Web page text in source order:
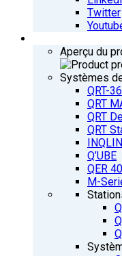
Twitter
Aperçu du
Systèmes
QRT-
QRT
QRT
QRT
Q’UBE
QER
M-